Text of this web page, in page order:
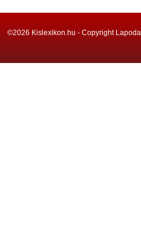
©2026 Kislexikon.hu - Copyright